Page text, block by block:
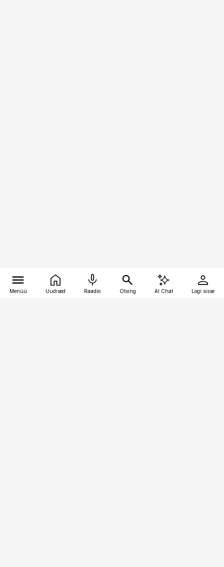
Menüü Uudised Raadio Otsing AI Chat Logi sisse